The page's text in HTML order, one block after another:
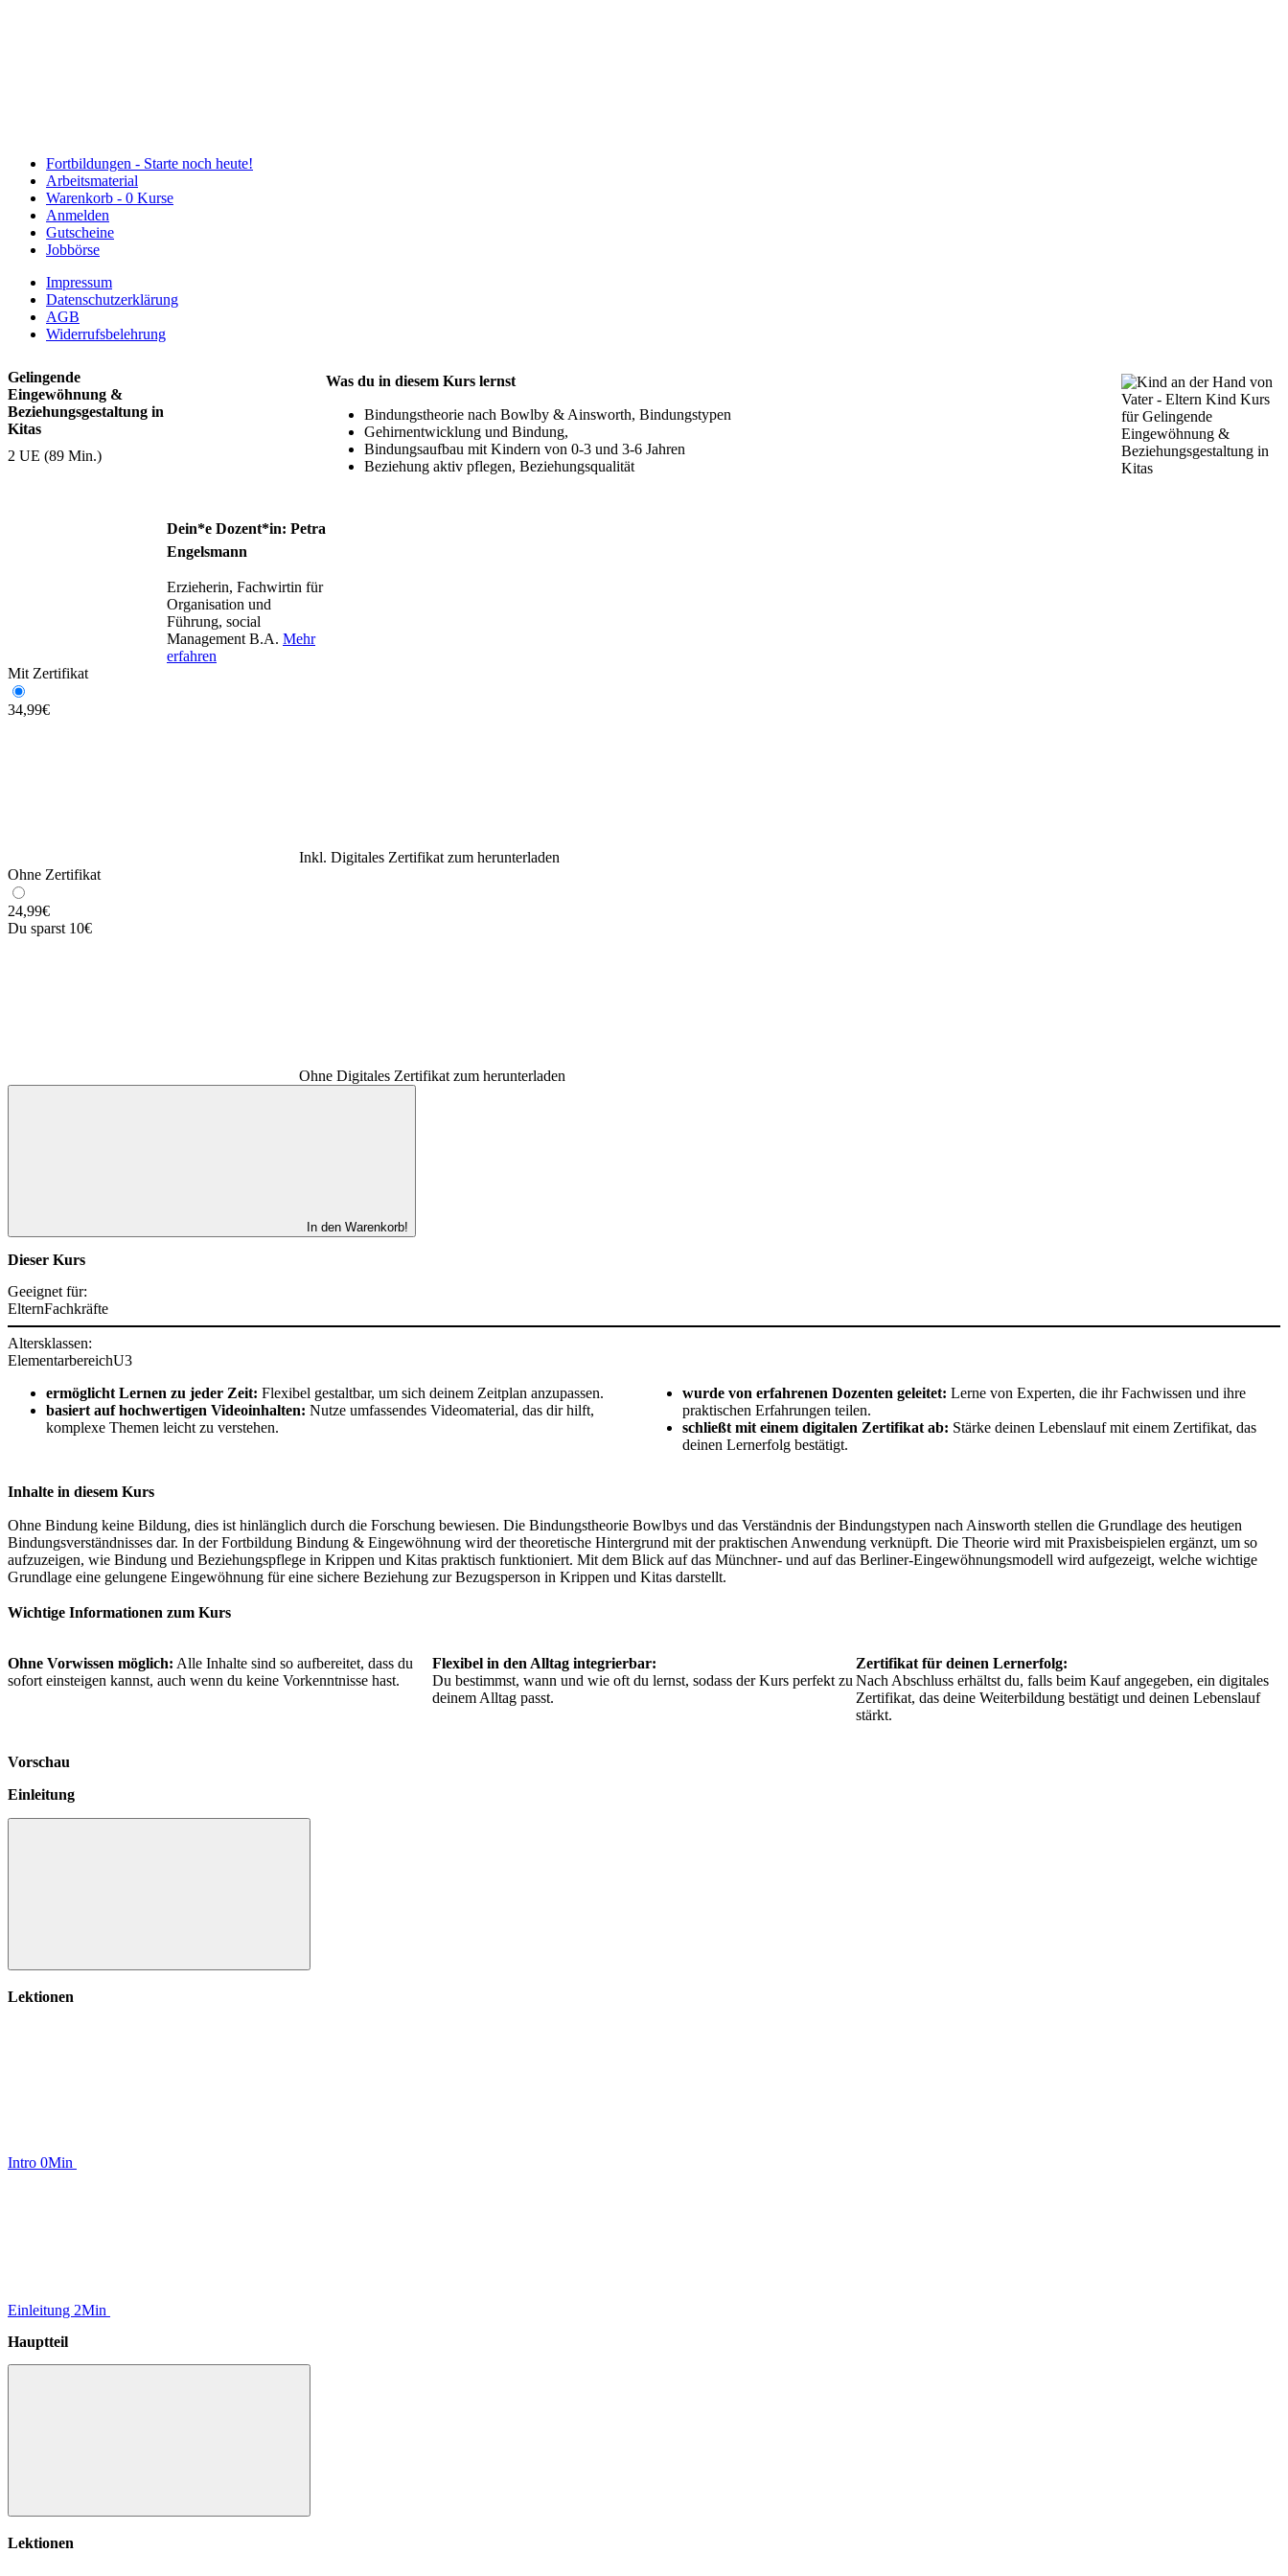
Fortbildungen - Starte noch heute!
Arbeitsmaterial
Warenkorb - 0 Kurse
Anmelden
Gutscheine
Jobbörse
Impressum
Datenschutzerklärung
AGB
Widerrufsbelehrung
Gelingende
Eingewöhnung &
Beziehungsgestaltung in
Kitas
2 UE (89 Min.)
Dein*e Dozent*in: Petra
Engelsmann
Erzieherin, Fachwirtin für
Organisation und
Führung, social
Management B.A. Mehr
erfahren
Was du in diesem Kurs lernst
Bindungstheorie nach Bowlby & Ainsworth, Bindungstypen
Gehirnentwicklung und Bindung,
Bindungsaufbau mit Kindern von 0-3 und 3-6 Jahren
Beziehung aktiv pflegen, Beziehungsqualität
Mit Zertifikat
34,99€
Inkl. Digitales Zertifikat zum herunterladen
Ohne Zertifikat
24,99€
Du sparst 10€
Ohne Digitales Zertifikat zum herunterladen
In den Warenkorb!
Dieser Kurs
Geeignet für:
ElternFachkräfte
Altersklassen:
ElementarbereichU3
ermöglicht Lernen zu jeder Zeit: Flexibel gestaltbar, um sich deinem Zeitplan anzupassen.
basiert auf hochwertigen Videoinhalten: Nutze umfassendes Videomaterial, das dir hilft,
komplexe Themen leicht zu verstehen.
wurde von erfahrenen Dozenten geleitet: Lerne von Experten, die ihr Fachwissen und ihre
praktischen Erfahrungen teilen.
schließt mit einem digitalen Zertifikat ab: Stärke deinen Lebenslauf mit einem Zertifikat, das
deinen Lernerfolg bestätigt.
Inhalte in diesem Kurs
Ohne Bindung keine Bildung, dies ist hinlänglich durch die Forschung bewiesen. Die Bindungstheorie Bowlbys und das Verständnis der Bindungstypen nach Ainsworth stellen die Grundlage des heutigen
Bindungsverständnisses dar. In der Fortbildung Bindung & Eingewöhnung wird der theoretische Hintergrund mit der praktischen Anwendung verknüpft. Die Theorie wird mit Praxisbeispielen ergänzt, um so
aufzuzeigen, wie Bindung und Beziehungspflege in Krippen und Kitas praktisch funktioniert. Mit dem Blick auf das Münchner- und auf das Berliner-Eingewöhnungsmodell wird aufgezeigt, welche wichtige
Grundlage eine gelungene Eingewöhnung für eine sichere Beziehung zur Bezugsperson in Krippen und Kitas darstellt.
Wichtige Informationen zum Kurs
Ohne Vorwissen möglich: Alle Inhalte sind so aufbereitet, dass du
sofort einsteigen kannst, auch wenn du keine Vorkenntnisse hast.
Flexibel in den Alltag integrierbar:
Du bestimmst, wann und wie oft du lernst, sodass der Kurs perfekt zu
deinem Alltag passt.
Zertifikat für deinen Lernerfolg:
Nach Abschluss erhältst du, falls beim Kauf angegeben, ein digitales
Zertifikat, das deine Weiterbildung bestätigt und deinen Lebenslauf
stärkt.
Vorschau
Einleitung
Einleitung
Lektionen
Intro 0Min
Einleitung 2Min
Hauptteil
Hauptteil
Lektionen